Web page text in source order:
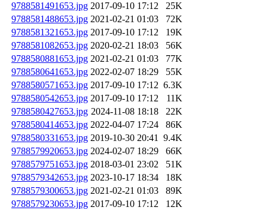
9788581491653.jpg 2017-09-10 17:12
25K
9788581488653.jpg 2021-02-21 01:03
72K
9788581321653.jpg 2017-09-10 17:12
19K
9788581082653.jpg 2020-02-21 18:03
56K
9788580881653.jpg 2021-02-21 01:03
77K
9788580641653.jpg 2022-02-07 18:29
55K
9788580571653.jpg 2017-09-10 17:12 6.3K
9788580542653.jpg 2017-09-10 17:12
11K
9788580427653.jpg 2024-11-08 18:18
22K
9788580414653.jpg 2022-04-07 17:24
86K
9788580331653.jpg 2019-10-30 20:41 9.4K
9788579920653.jpg 2024-02-07 18:29
66K
9788579751653.jpg 2018-03-01 23:02
51K
9788579342653.jpg 2023-10-17 18:34
18K
9788579300653.jpg 2021-02-21 01:03
89K
9788579230653.jpg 2017-09-10 17:12
12K